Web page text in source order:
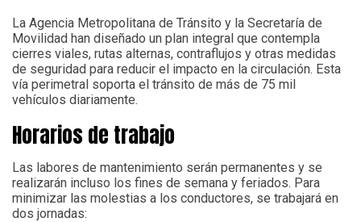
La Agencia Metropolitana de Tránsito y la Secretaría de
Movilidad han diseñado un plan integral que contempla
cierres viales, rutas alternas, contraflujos y otras medidas
de seguridad para reducir el impacto en la circulación. Esta
vía perimetral soporta el tránsito de más de 75 mil
vehículos diariamente.
Horarios de trabajo
Las labores de mantenimiento serán permanentes y se
realizarán incluso los fines de semana y feriados. Para
minimizar las molestias a los conductores, se trabajará en
dos jornadas: